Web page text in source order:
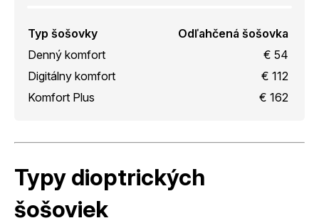
Typ šošovky
Odľahčená šošovka
Denný komfort
€ 54
Digitálny komfort
€ 112
Komfort Plus
€ 162
Typy dioptrických
šošoviek